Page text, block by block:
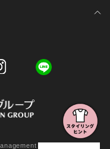
Co., Ltd.